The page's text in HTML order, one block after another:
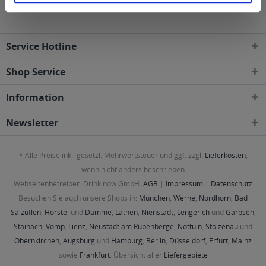
Service Hotline
Shop Service
Information
Newsletter
* Alle Preise inkl. gesetzl. Mehrwertsteuer und ggf. zzgl. Lieferkosten,
wenn nicht anders beschrieben
Webseitenbetreiber: Drink now GmbH: AGB | Impressum | Datenschutz
Besuchen Sie auch unsere Shops in: München, Werne, Nordhorn, Bad
Salzuflen, Hörstel und Damme, Lathen, Nienstädt, Lengerichund Garbsen,
Stainach, Vomp, Lienz, Neustadt am Rübenberge, Nottuln, Stolzenau und
Obernkirchen, Augsburg und Hamburg, Berlin, Düsseldorf, Erfurt, Mainz
sowie Frankfurt. Übersicht aller Liefergebiete